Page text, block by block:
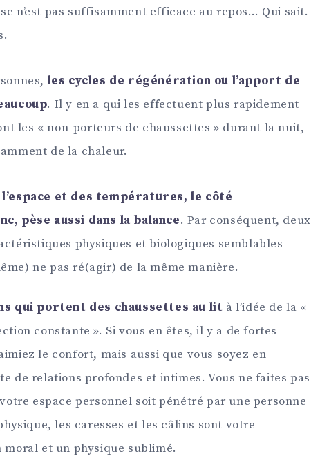
n’est pas suffisamment efficace au repos… Qui sait.
les cycles de régénération ou l’apport de
. Il y en a qui les effectuent plus rapidement
les « non-porteurs de chaussettes » durant la nuit,
de la chaleur.
et des températures, le côté
pèse aussi dans la balance. Par conséquent, deux
physiques et biologiques semblables
ne pas ré(agir) de la même manière.
qui portent des chaussettes au lit à l’idée de la «
constante ». Si vous en êtes, il y a de fortes
le confort, mais aussi que vous soyez en
de relations profondes et intimes. Vous ne faites pas
espace personnel soit pénétré par une personne
les caresses et les câlins sont votre
et un physique sublimé.